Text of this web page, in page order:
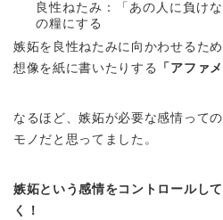
良性ねたみ：「あの人に負け
の糧にする
嫉妬を良性ねたみに向かわせるた
想像を紙に書いたりする
「アファ
なるほど、嫉妬が必要な感情って
モノだと思ってました。
嫉妬という感情をコントロールし
く！